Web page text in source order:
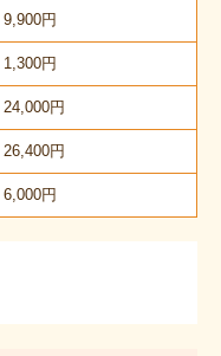
9,900円
1,300円
24,000円
26,400円
6,000円